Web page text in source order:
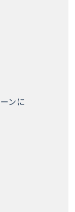
ンに